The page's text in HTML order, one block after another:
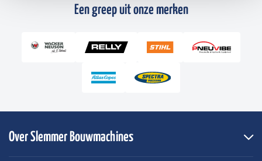
Een greep uit onze merken
Over Slemmer Bouwmachines